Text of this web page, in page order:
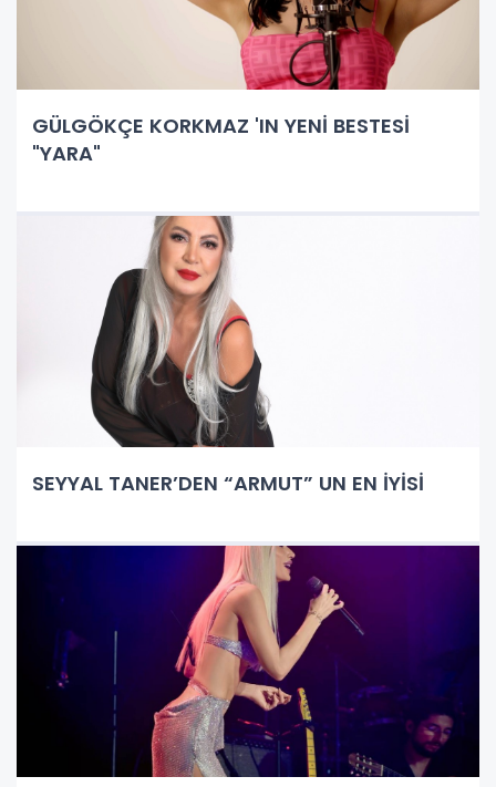
GÜLGÖKÇE KORKMAZ 'IN YENİ BESTESİ
"YARA"
SEYYAL TANER’DEN “ARMUT” UN EN İYİSİ